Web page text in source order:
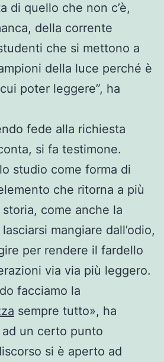
di quello che non c’è,
della corrente
che si mettono a
della luce perché è
poter leggere”, ha
fede alla richiesta
si fa testimone.
studio come forma di
che ritorna a più
come anche la
mangiare dall’odio,
per rendere il fardello
via via più leggero.
facciamo la
sempre tutto», ha
un certo punto
si è aperto ad